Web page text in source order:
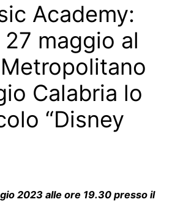
Academy:
maggio al
Calabria lo
“Disney
2023 alle ore 19.30 presso il